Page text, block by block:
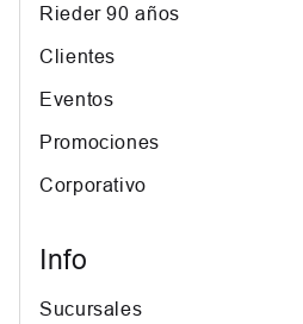
Rieder 90 años
Clientes
Eventos
Promociones
Corporativo
Info
Sucursales